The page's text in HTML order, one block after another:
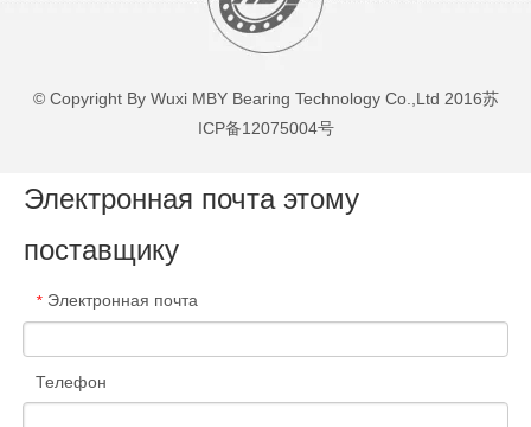
© Copyright By Wuxi MBY Bearing Technology Co.,Ltd 2016苏
ICP备12075004号
Электронная почта этому
поставщику
* Электронная почта
Телефон